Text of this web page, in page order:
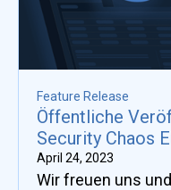
Feature Release
Öffentliche
Security Chaos
April 24, 2023
Wir freuen uns